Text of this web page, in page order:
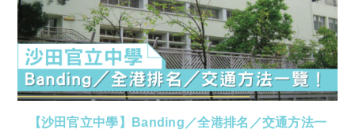
【沙田官立中學】Banding／全港排名／交通方法一